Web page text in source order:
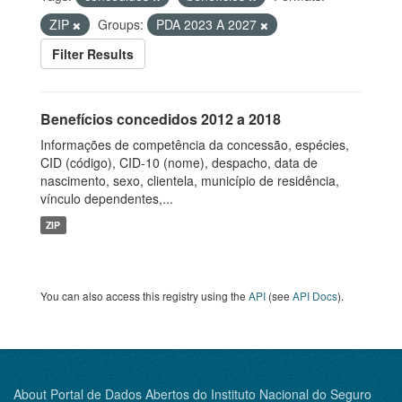
ZIP
Groups:
PDA 2023 A 2027
Filter Results
Benefícios concedidos 2012 a 2018
Informações de competência da concessão, espécies,
CID (código), CID-10 (nome), despacho, data de
nascimento, sexo, clientela, município de residência,
vínculo dependentes,...
ZIP
You can also access this registry using the API (see API Docs).
About Portal de Dados Abertos do Instituto Nacional do Seguro